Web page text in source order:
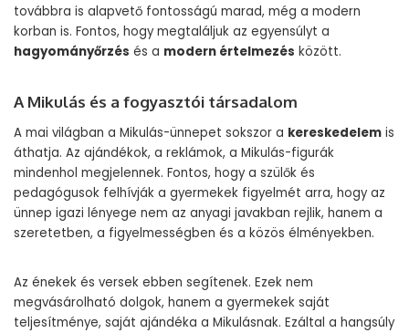
továbbra is alapvető fontosságú marad, még a modern
korban is. Fontos, hogy megtaláljuk az egyensúlyt a
hagyományőrzés és a modern értelmezés között.
A Mikulás és a fogyasztói társadalom
A mai világban a Mikulás-ünnepet sokszor a kereskedelem is
áthatja. Az ajándékok, a reklámok, a Mikulás-figurák
mindenhol megjelennek. Fontos, hogy a szülők és
pedagógusok felhívják a gyermekek figyelmét arra, hogy az
ünnep igazi lényege nem az anyagi javakban rejlik, hanem a
szeretetben, a figyelmességben és a közös élményekben.
Az énekek és versek ebben segítenek. Ezek nem
megvásárolható dolgok, hanem a gyermekek saját
teljesítménye, saját ajándéka a Mikulásnak. Ezáltal a hangsúly